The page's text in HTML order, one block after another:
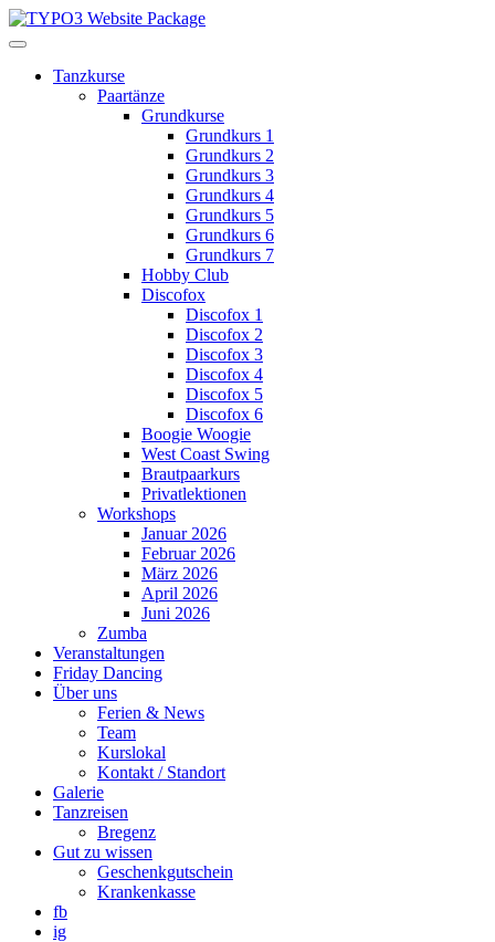
Tanzkurse
Paartänze
Grundkurse
Grundkurs 1
Grundkurs 2
Grundkurs 3
Grundkurs 4
Grundkurs 5
Grundkurs 6
Grundkurs 7
Hobby Club
Discofox
Discofox 1
Discofox 2
Discofox 3
Discofox 4
Discofox 5
Discofox 6
Boogie Woogie
West Coast Swing
Brautpaarkurs
Privatlektionen
Workshops
Januar 2026
Februar 2026
März 2026
April 2026
Juni 2026
Zumba
Veranstaltungen
Friday Dancing
Über uns
Ferien & News
Team
Kurslokal
Kontakt / Standort
Galerie
Tanzreisen
Bregenz
Gut zu wissen
Geschenkgutschein
Krankenkasse
fb
ig